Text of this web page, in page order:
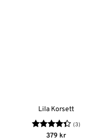
Lila Korsett
Betygsatt
(3)
379 kr